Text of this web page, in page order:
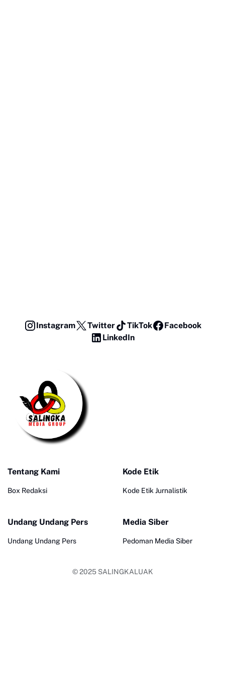
Instagram Twitter TikTok
Facebook
LinkedIn
Tentang Kami
Box Redaksi
Kode Etik
Kode Etik Jurnalistik
Undang Undang Pers
Undang Undang Pers
Media Siber
Pedoman Media Siber
© 2025 SALINGKALUAK